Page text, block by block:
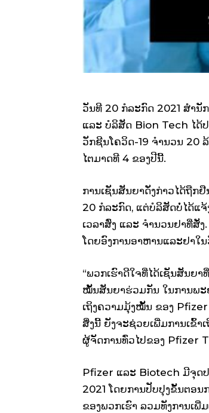
ວັນທີ 20 ກໍລະກົດ 2021 ສໍານັ
ແລະ ບໍລິສັດ Bion Tech ໄດ້
ວັກຊີນໂຄວິດ-19 ຈໍານວນ 20
ໄຕມາດທີ 4 ຂອງປີນີ້.
ການເຊັນສັນຍາດັ່ງກ່າວໄດ້ຖືກ
20 ກໍລະກົດ, ແຕ່ບໍລິສັດບໍ່ໄດ້ແ
ເວລາສົ່ງ ແລະ ຈຳນວນຢາທີ່ສັ່
ໂດຍອົງການອາຫານແລະຢາໃ
“ພວກເຮົາດີໃຈທີ່ໄດ້ເຊັນສັນຍ
ໝັ້ນສັນຍາຮ່ວມກັນ ໃນການພະ
ເຖິງຄວາມມຸ້ງໝັ້ນ ຂອງ
ສິ່ງນີ້ ຍັງຈະຊ່ວຍເພີ່ມການເຂົ້າ
ຜູ້ຈັດການທົ່ວໄປຂອງ Pfizer
Pfizer ແລະ Biotech ມີຈຸດ
2021 ໂດຍການປັບປຸງຂັ້ນຕອ
ຂອງພວກເຮົາ ລວມທັງການເ